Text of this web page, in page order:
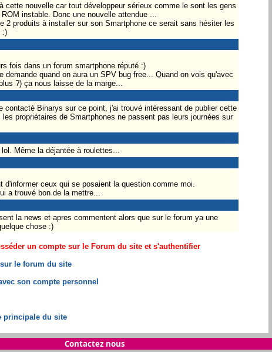
nouvelle car tout développeur sérieux comme le sont les gens
instable. Donc une nouvelle attendue ...
produits à installer sur son Smartphone ce serait sans hésiter les
:)
fois dans un forum smartphone réputé :)
quand on aura un SPV bug free... Quand on vois qu'avec
?) ça nous laisse de la marge...
Binarys sur ce point, j'ai trouvé intéressant de publier cette
propriétaires de Smartphones ne passent pas leurs journées sur
Même la déjantée à roulettes...
ceux qui se posaient la question comme moi.
a trouvé bon de la mettre...
la news et apres commentent alors que sur le forum ya une
chose :)
un compte sur le Forum du site et s'authentifier
le forum du site
son compte personnel
principale du site
Contactez nous